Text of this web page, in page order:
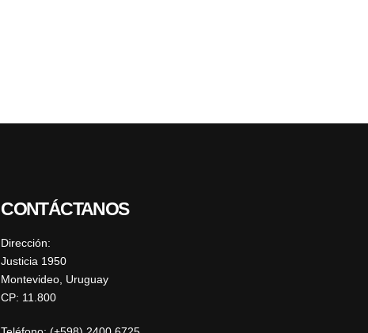
CONTÁCTANOS
Dirección:
Justicia 1950
Montevideo, Uruguay
CP: 11.800